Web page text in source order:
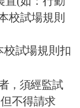
校試場規則
試場規則扣
，須經監試
但不得請求